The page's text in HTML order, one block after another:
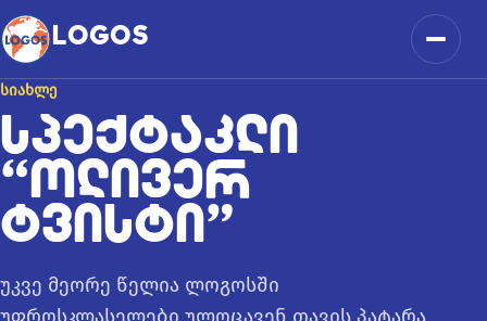
კონტენტზე გადასვლა
LOGOS
ᲡᲘᲐᲮᲚᲔ
ᲡᲞᲔᲥᲢᲐᲙᲚᲘ
“ᲝᲚᲘᲕᲔᲠ
ᲢᲕᲘᲡᲢᲘ”
უკვე მეორე წელია ლოგოსში